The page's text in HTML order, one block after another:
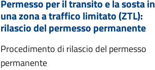
Permesso per il transito e la sosta in
una zona a traffico limitato (ZTL):
rilascio del permesso permanente
Procedimento di rilascio del permesso
permanente